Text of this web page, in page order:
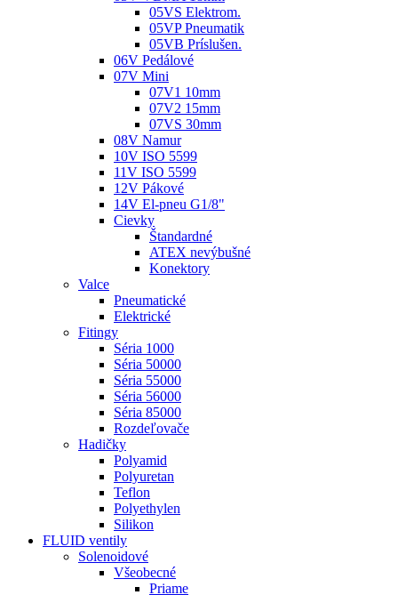
05VS Elektrom.
05VP Pneumatik
05VB Príslušen.
06V Pedálové
07V Mini
07V1 10mm
07V2 15mm
07VS 30mm
08V Namur
10V ISO 5599
11V ISO 5599
12V Pákové
14V El-pneu G1/8"
Cievky
Štandardné
ATEX nevýbušné
Konektory
Valce
Pneumatické
Elektrické
Fitingy
Séria 1000
Séria 50000
Séria 55000
Séria 56000
Séria 85000
Rozdeľovače
Hadičky
Polyamid
Polyuretan
Teflon
Polyethylen
Silikon
FLUID ventily
Solenoidové
Všeobecné
Priame